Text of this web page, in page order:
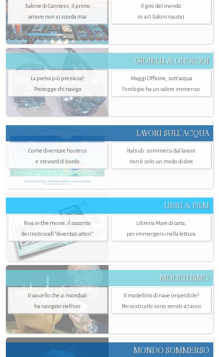
Salone di Canness, il primo
amore non si scorda mai
Il giro del mondo
in 40 Saloni nautici
GIOIELLI & OROLOGI
La pietra più preziosa?
Protegge chi naviga
Maggi Officine, sott’acqua
l'orologio ha un valore immenso
LAVORI SULL’ACQUA
Come diventare hostess
e steward di bordo
Italsub: sommersi dal lavoro
non è solo un modo di dire
LIBRI & FILM
Riva in the movie, il racconto
dei motoscafi “diventati attori”
Libreria Mare di carta,
per immergersi nella lettura
MODELLISMO
Il vascello che ai mondiali
ha navigato nell’oro
Il modellino di nave irripetibile?
Per costruirlo sono serviti 47 anni
MONDO SOMMERSO